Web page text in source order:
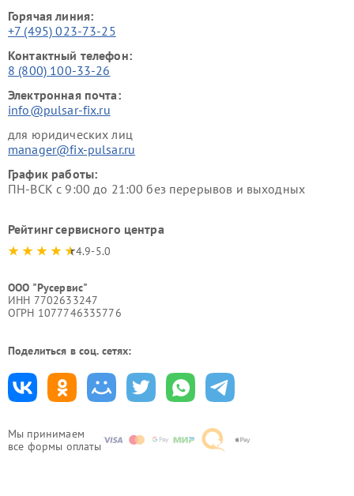
Мы принимаем
все формы оплаты
Горячая линия:
+7 (495) 023-73-25
Контактный телефон:
8 (800) 100-33-26
Электронная почта:
info@pulsar-fix.ru
для юридических лиц
manager@fix-pulsar.ru
График работы:
ПН-ВСК с 9:00 до 21:00 без перерывов и выходных
Рейтинг сервисного центра
4.9-5.0
ООО "Русервис"
ИНН 7702633247
ОГРН 1077746335776
Поделиться в соц. сетях: